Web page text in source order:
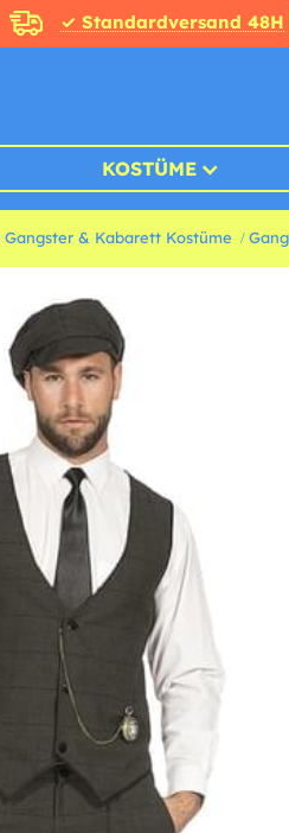
✓ Standardversand 48H
KOSTÜME
Gangster & Kabarett Kostüme